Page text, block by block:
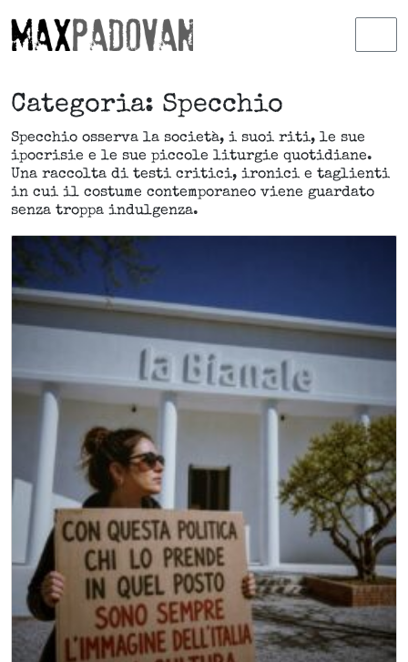
Categoria: Specchio
Specchio osserva la società, i suoi riti, le sue
ipocrisie e le sue piccole liturgie quotidiane.
Una raccolta di testi critici, ironici e taglienti
in cui il costume contemporaneo viene guardato
senza troppa indulgenza.